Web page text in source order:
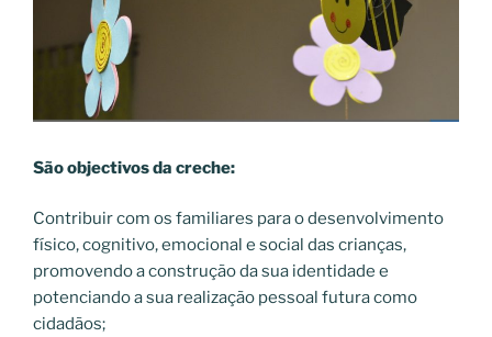
São objectivos da creche:
Contribuir com os familiares para o desenvolvimento
físico, cognitivo, emocional e social das crianças,
promovendo a construção da sua identidade e
potenciando a sua realização pessoal futura como
cidadãos;